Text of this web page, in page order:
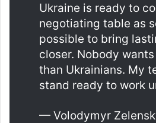
Ukraine is ready to
negotiating table as
possible to bring
closer. Nobody
than Ukrainians. My
stand ready to work
— Volodymyr